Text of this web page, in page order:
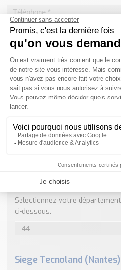
Convertisseur de pression
Formulaire Débitmètre
Calculateur maintien en
Calculateur Chauffage/
Blog
Nos Réalisations
Conseils et Actualités
brasseries
Devis, Tarifs,
NOS COORDONNÉES
Selectionnez votre
ci-dessous.
Siege Tecnoland (Nantes)